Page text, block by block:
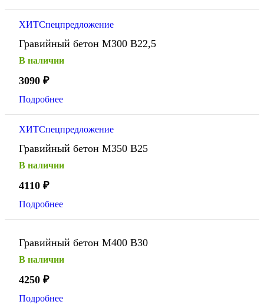
ХИТСпецпредложение
Гравийный бетон М300 В22,5
В наличии
3090 ₽
Подробнее
ХИТСпецпредложение
Гравийный бетон М350 В25
В наличии
4110 ₽
Подробнее
Гравийный бетон М400 В30
В наличии
4250 ₽
Подробнее